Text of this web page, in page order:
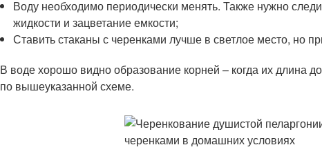
Воду необходимо периодически менять. Также нужно
жидкости и зацветание емкости;
Ставить стаканы с черенками лучше в светлое место, но
В воде хорошо видно образование корней – когда их длина
по вышеуказанной схеме.